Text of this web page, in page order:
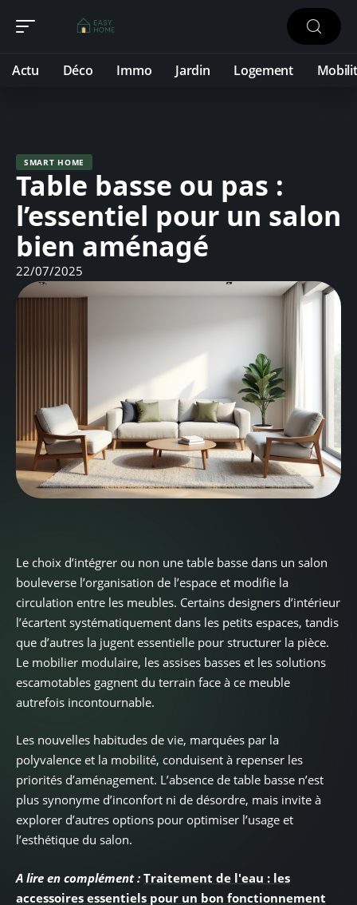
Actu Déco Immo Jardin Logement
SMART HOME
Table basse ou pas :
l’essentiel pour un salon
bien aménagé
22/07/2025
Le choix d’intégrer ou non une table basse dans un salon
bouleverse l’organisation de l’espace et modifie la
circulation entre les meubles. Certains designers d’intérieur
l’écartent systématiquement dans les petits espaces, tandis
que d’autres la jugent essentielle pour structurer la pièce.
Le mobilier modulaire, les assises basses et les solutions
escamotables gagnent du terrain face à ce meuble
autrefois incontournable.
Les nouvelles habitudes de vie, marquées par la
polyvalence et la mobilité, conduisent à repenser les
priorités d’aménagement. L’absence de table basse n’est
plus synonyme d’inconfort ni de désordre, mais invite à
explorer d’autres options pour optimiser l’usage et
l’esthétique du salon.
A lire en complément : Traitement de l'eau : les
accessoires essentiels pour un bon fonctionnement